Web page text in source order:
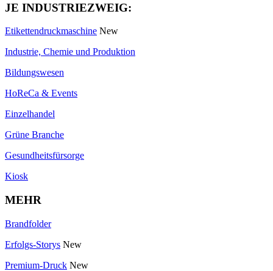
JE INDUSTRIEZWEIG:
Etikettendruckmaschine New
Industrie, Chemie und Produktion
Bildungswesen
HoReCa & Events
Einzelhandel
Grüne Branche
Gesundheitsfürsorge
Kiosk
MEHR
Brandfolder
Erfolgs-Storys New
Premium-Druck New